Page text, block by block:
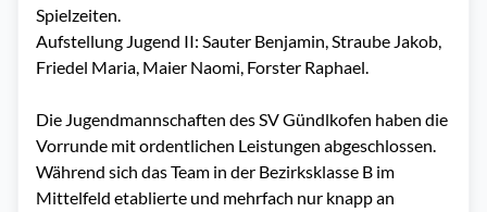
Spielzeiten.
Aufstellung Jugend II: Sauter Benjamin, Straube Jakob,
Friedel Maria, Maier Naomi, Forster Raphael.
Die Jugendmannschaften des SV Gündlkofen haben die
Vorrunde mit ordentlichen Leistungen abgeschlossen.
Während sich das Team in der Bezirksklasse B im
Mittelfeld etablierte und mehrfach nur knapp an